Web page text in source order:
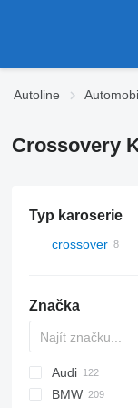
Autoline
Crossovery
Typ karoserie
crossover
Značka
Stelvio
Audi
A-series
BMW